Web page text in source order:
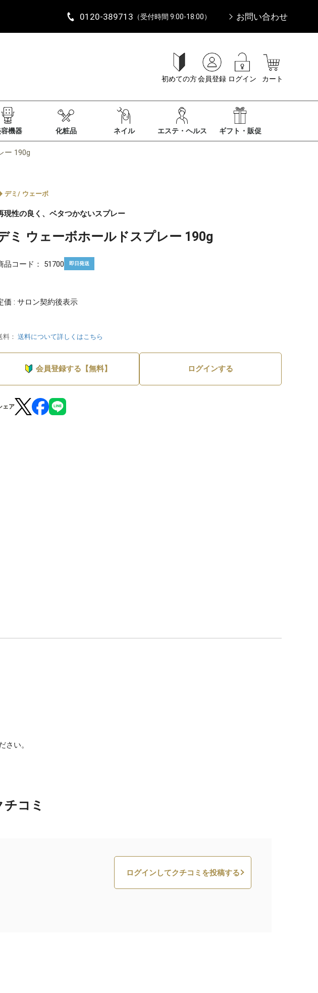
0120-389713 （受付時間 9:00-18:00） お問い合わせ
初めての方会員登録 ログイン カート
機器 化粧品 ネイル エステ・ヘルス ギフト・販促
ー 190g
デミ / ウェーボ
現性の良く、ベタつかないスプレー
ミ ウェーボホールドスプレー 190g
品コード： 51700 即日発送
価 : サロン契約後表示
料： 送料について詳しくはこちら
会員登録する【無料】 ログインする
ェア
い。
コミ
ログインしてクチコミを投稿する